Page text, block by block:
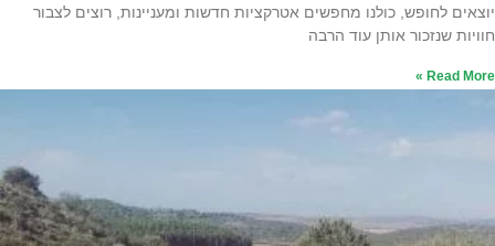
יוצאים לחופש, כולנו מחפשים אטרקציות חדשות ומעניינות, רוצים לצבור
חוויות שנזכור אותן עוד הרבה
Read More »